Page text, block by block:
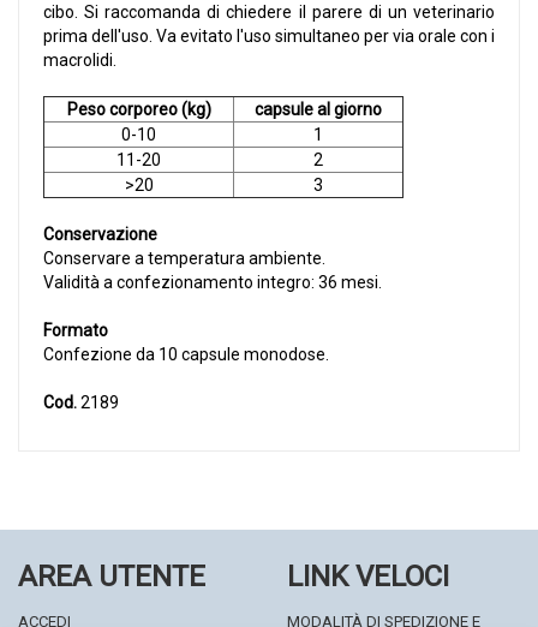
cibo. Si raccomanda di chiedere il parere di un veterinario
prima dell'uso. Va evitato l'uso simultaneo per via orale con i
macrolidi.
Peso corporeo (kg)
capsule al giorno
0-10
1
11-20
2
>20
3
Conservazione
Conservare a temperatura ambiente.
Validità a confezionamento integro: 36 mesi.
Formato
Confezione da 10 capsule monodose.
Cod.2189
AREA UTENTE
ACCEDI
LINK VELOCI
MODALITÀ DI SPEDIZIONE E